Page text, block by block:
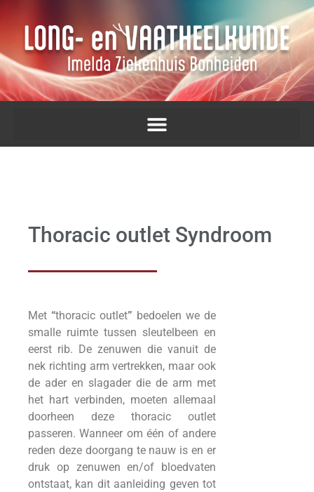
Thoracic outlet Syndroom
Met “thoracic outlet” bedoelen we de
smalle ruimte tussen sleutelbeen en
eerst rib. De zenuwen die vanuit de
nek richting arm vertrekken, maar ook
de ader en slagader die de arm met
het hart verbinden, moeten allemaal
doorheen deze thoracic outlet
passeren. Wanneer om één of andere
reden deze doorgang te nauw is en er
druk op zenuwen en/of bloedvaten
ontstaat, kan dit aanleiding geven tot